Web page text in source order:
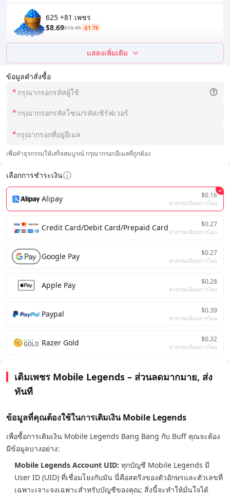
ข้อมูลคำสั่งซื้อ
*
*
*
เพื่อทำธุรกรรมให้เสร็จสมบูรณ์ กรุณากรอกอีเมลที่ถูกต้อง
เลือกการชำระเงิน
Alipay $0.16
ค่าธรรมเนียมการโอน
Credit Card/Debit Card/Prepaid Card $0.27
ค่าธรรมเนียมการโอน
Google Pay $0.27
ค่าธรรมเนียมการโอน
Apple Pay $0.28
ค่าธรรมเนียมการโอน
Paypal $0.39
ค่าธรรมเนียมการโอน
Razer Gold $0.32
ค่าธรรมเนียมการโอน
625 +81 เพชร
$8.69$10.45 -$1.76
แสดงเพิ่มเติม
เติมเพชร Mobile Legends – ส่วนลดมากมาย, ส่ง
ทันที
ข้อมูลที่คุณต้องใช้ในการเติมเงิน Mobile Legends
เพื่อซื้อการเติมเงิน Mobile Legends Bang Bang กับ Buff คุณจะต้อง
มีข้อมูลบางอย่าง:
Mobile Legends Account UID: ทุกบัญชี Mobile Legends มี
User ID (UID) ที่เชื่อมโยงกับมัน นี่คือสตริงของตัวอักษรและตัวเลขที่
เฉพาะเจาะจงเฉพาะสำหรับบัญชีของคุณ; สิ่งนี้จะทำให้มั่นใจได้